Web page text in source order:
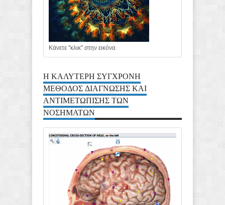
Κάνετε "κλικ" στην εικόνα
Η ΚΑΛΥΤΕΡΗ ΣΥΓΧΡΟΝΗ
ΜΕΘΟΔΟΣ ΔΙΑΓΝΩΣΗΣ ΚΑΙ
ΑΝΤΙΜΕΤΩΠΙΣΗΣ ΤΩΝ
ΝΟΣΗΜΑΤΩΝ